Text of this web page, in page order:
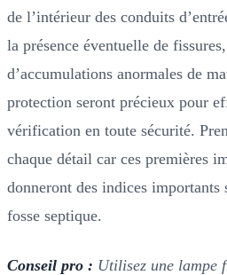
de l’intérieur des conduits
la présence éventuelle de
d’accumulations anormales de
protection seront précieux pour
vérification en toute sécurité.
chaque détail car ces premières
donneront des indices importants
fosse septique.
Conseil pro : Utilisez une lampe